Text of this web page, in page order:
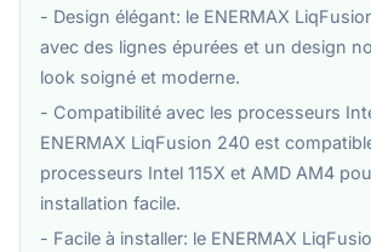
- Design élégant: le ENERMAX
avec des lignes épurées et un design
look soigné et moderne.
- Compatibilité avec les processeurs
ENERMAX LiqFusion 240 est
processeurs Intel 115X et AMD AM4
installation facile.
- Facile à installer: le ENERMAX